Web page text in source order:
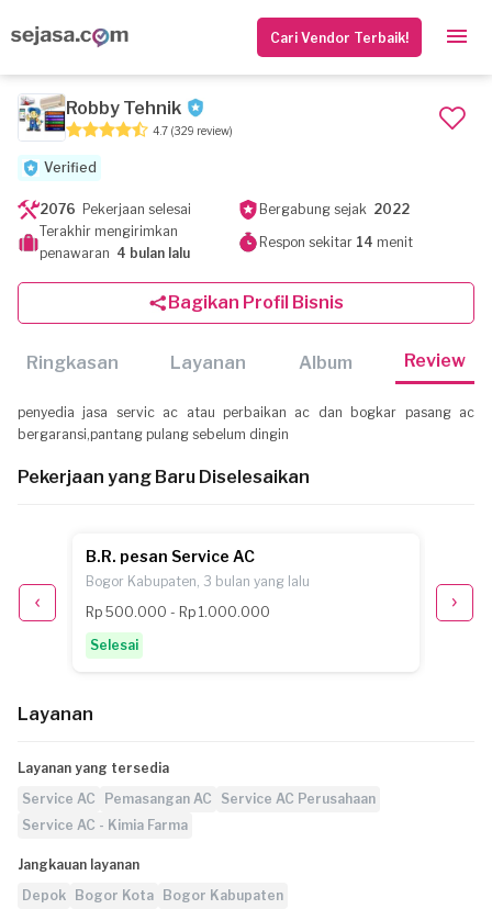
Cari Vendor Terbaik!
Robby Tehnik
4.7 (329 review)
Verified
2076 Pekerjaan selesai Bergabung sejak 2022
Terakhir mengirimkan
penawaran 4 bulan lalu
Respon sekitar 14 menit
Bagikan Profil Bisnis
Ringkasan Layanan Album Review
penyedia jasa servic ac atau perbaikan ac dan bogkar pasang ac
bergaransi,pantang pulang sebelum dingin
Pekerjaan yang Baru Diselesaikan
B.R. pesan Service AC
Bogor Kabupaten, 3 bulan yang lalu
Rp 500.000 - Rp 1.000.000
Selesai
Bogor
Layanan
Layanan yang tersedia
Service AC
Pemasangan AC
Service AC Perusahaan
Service AC - Kimia Farma
Jangkauan layanan
Depok
Bogor Kota Bogor Kabupaten